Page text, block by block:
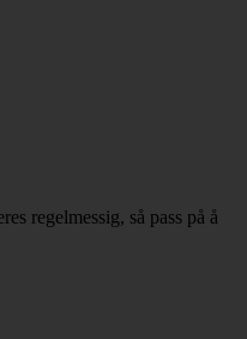
regelmessig, så pass på å